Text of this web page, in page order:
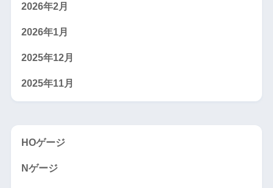
2026年2月
2026年1月
2025年12月
2025年11月
HOゲージ
Nゲージ